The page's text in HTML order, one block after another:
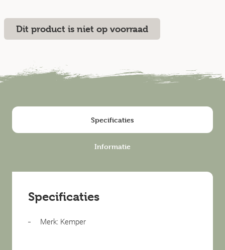
Dit product is niet op voorraad
Specificaties
Informatie
Specificaties
Merk: Kemper